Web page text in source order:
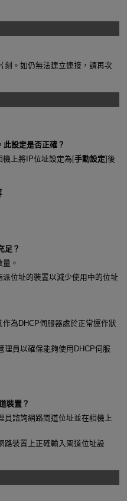
刻。如仍無法建立連接，請再次
此設定是否正確？
機上將IP位址設定為[手動設定]後
足？
。
位址的裝置以減少使用中的位址
為DHCP伺服器處於正常運作狀
理員以確保能夠使用DHCP伺服
裝置？
員諮詢網路閘道位址並在相機上
路裝置上正確輸入閘道位址設